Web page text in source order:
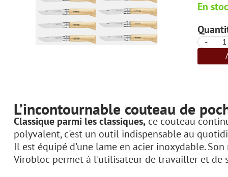
En
-
L’incontournable couteau de
Classique parmi les classiques, ce couteau
polyvalent, c'est un outil indispensable au
Il est équipé d'une lame en acier inoxydable.
Virobloc permet à l'utilisateur de travailler et de